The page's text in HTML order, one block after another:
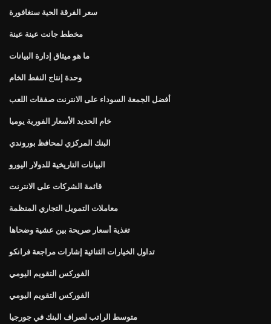
سعر الفرقة الحية سنغافورة
مخطط جانت عينة عينة
ما هو ميثاق إدارة البيانات
وحدة إنتاج النفط الخام
أفضل الجمعة السوداء على الانترنت صفقات اللعب
خام الحديد الأسعار الفورية يوميا
البنك المركزي لمحافظ بوروندي
البيانات التاريخية للدولار اليورو
قائمة الشركات على الانترنت
معاملات التمويل التجاري المنظمة
تغذية أسعار صريحة بين عشية وضحاها
تداول الخيارات الثنائية إشارات مراجعة فرانكو
الفوركس التقويم اليومي
الفوركس التقويم اليومي
متوسط ​​الراتب لصراف البنك في جورجيا